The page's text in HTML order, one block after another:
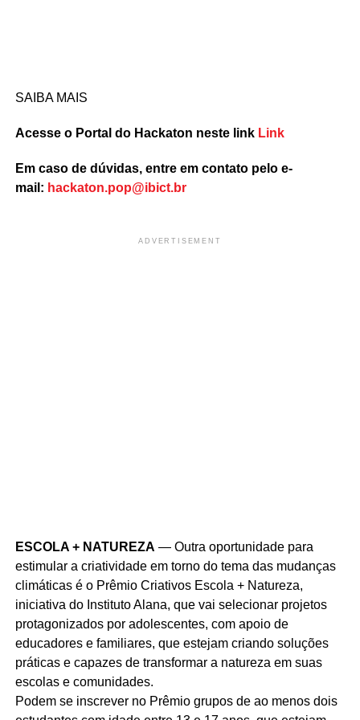
SAIBA MAIS
Acesse o Portal do Hackaton neste link Link
Em caso de dúvidas, entre em contato pelo e-
mail: hackaton.pop@ibict.br
ADVERTISEMENT
ESCOLA + NATUREZA — Outra oportunidade para
estimular a criatividade em torno do tema das mudanças
climáticas é o Prêmio Criativos Escola + Natureza,
iniciativa do Instituto Alana, que vai selecionar projetos
protagonizados por adolescentes, com apoio de
educadores e familiares, que estejam criando soluções
práticas e capazes de transformar a natureza em suas
escolas e comunidades.
Podem se inscrever no Prêmio grupos de ao menos dois